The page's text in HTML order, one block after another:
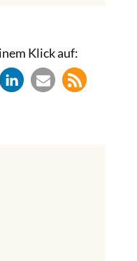
Klick auf: